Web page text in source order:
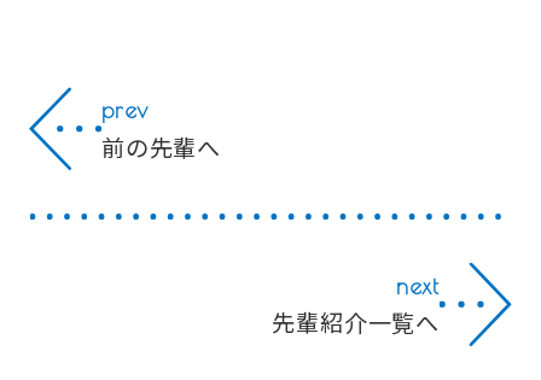
prev
前の先輩へ
next
先輩紹介一覧へ